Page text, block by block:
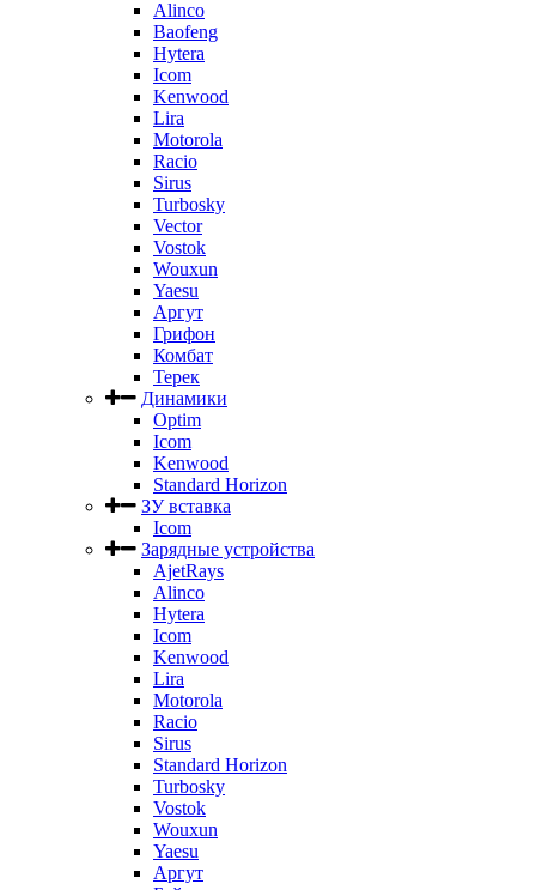
Alinco
Baofeng
Hytera
Icom
Kenwood
Lira
Motorola
Racio
Sirus
Turbosky
Vector
Vostok
Wouxun
Yaesu
Аргут
Грифон
Комбат
Терек
Динамики
Optim
Icom
Kenwood
Standard Horizon
ЗУ вставка
Icom
Зарядные устройства
AjetRays
Alinco
Hytera
Icom
Kenwood
Lira
Motorola
Racio
Sirus
Standard Horizon
Turbosky
Vostok
Wouxun
Yaesu
Аргут